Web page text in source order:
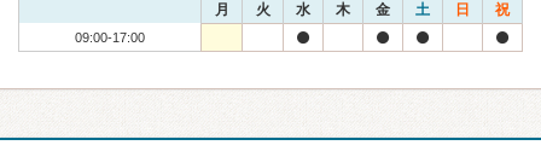
月 火 水 木 金 土 日 祝
09:00-17:00